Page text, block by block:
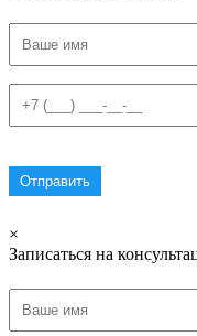
×
Записаться на